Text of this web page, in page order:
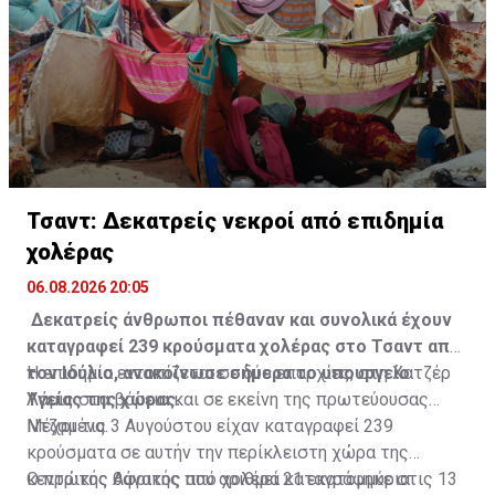
Τσαντ: Δεκατρείς νεκροί από επιδημία
χολέρας
06.08.2026 20:05
Δεκατρείς άνθρωποι πέθαναν και συνολικά έχουν
καταγραφεί 239 κρούσματα χολέρας στο Τσαντ από
τον Ιούλιο, ανακοίνωσε σήμερα το υπουργείο
Υγείας της χώρας.
Η επιδημία εντοπίζεται σε δύο επαρχίες, στη Χατζέρ
Λάμις στα βόρεια και σε εκείνη της πρωτεύουσας
Ντζαμένα.
Μέχρι τις 3 Αυγούστου είχαν καταγραφεί 239
κρούσματα σε αυτήν την περίκλειστη χώρα της
κεντρικής Αφρικής που αριθμεί 21 εκατομμύρια
Ο πρώτος θάνατος από χολέρα καταγράφηκε στις 13